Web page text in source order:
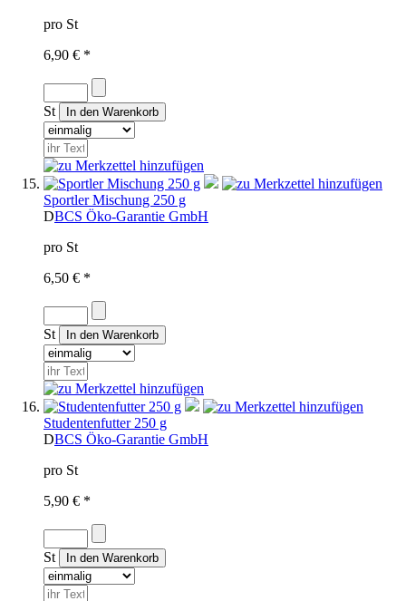
pro St
6,90 € *
St
Sportler Mischung 250 g
DBCS Öko-Garantie GmbH
pro St
6,50 € *
St
Studentenfutter 250 g
DBCS Öko-Garantie GmbH
pro St
5,90 € *
St